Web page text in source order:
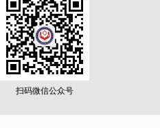
扫码微信公众号